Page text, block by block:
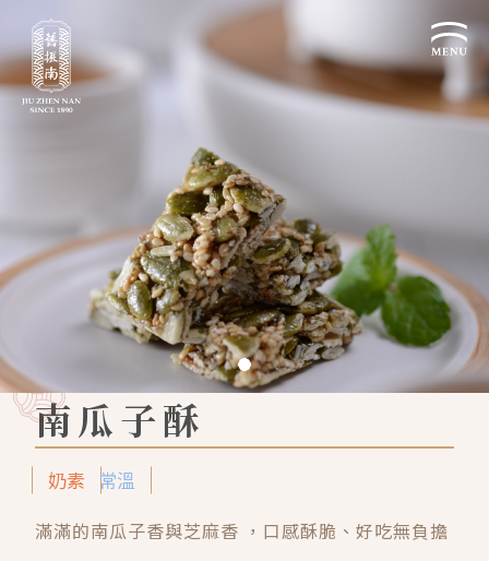
關於我們
品牌故事
歷史沿革
認識漢餅文化
文化生活誌
24節氣文化
漢餅文化
漢餅文化體驗館
漢餅文化館
文化體驗
產品服務
產品介紹
企業客製贈禮區
預約品鑑
喜餅預約
企業永續
企業永續發展 ESG
永續新聞集
利害關係人
最新消息
聯絡我們
全台據點
線上購物 會員禮遇 企業客製
南瓜子酥
奶素 常溫
滿滿的南瓜子香與芝麻香 ，口感酥脆、好吃無負擔